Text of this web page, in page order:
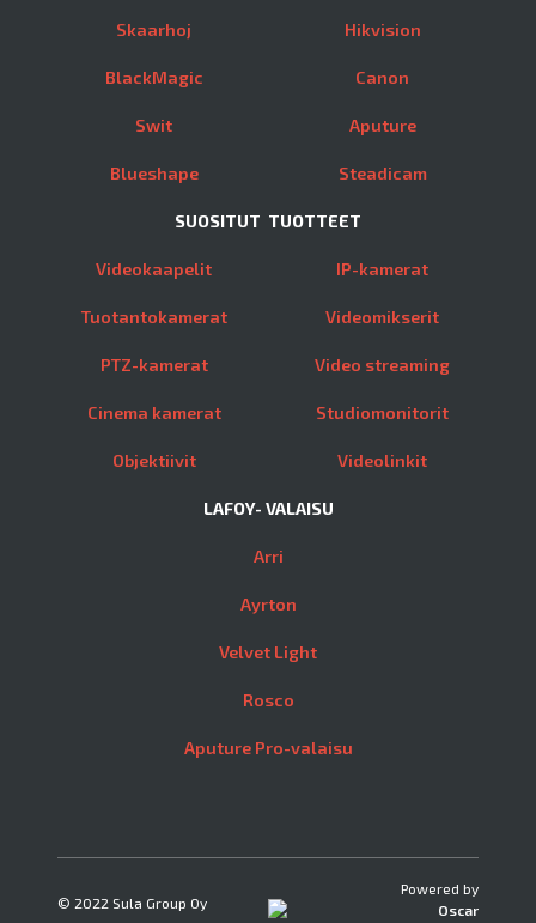
Skaarhoj
BlackMagic
Swit
Blueshape
Hikvision
Canon
Aputure
Steadicam
SUOSITUT TUOTTEET
Videokaapelit
Tuotantokamerat
PTZ-kamerat
Cinema kamerat
Objektiivit
IP-kamerat
Videomikserit
Video streaming
Studiomonitorit
Videolinkit
LAFOY- VALAISU
Arri
Ayrton
Velvet Light
Rosco
Aputure Pro-valaisu
© 2022 Sula Group Oy
Powered by